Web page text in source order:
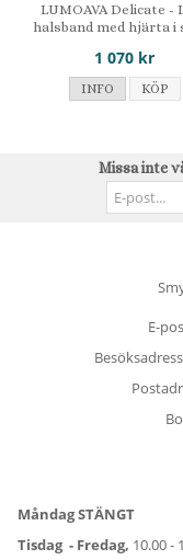
LUMOAVA Delicate -
halsband med hjärta i
1 070 kr
INFO KÖP
Missa inte
E-
Måndag STÄNGT
Tisdag - Fredag, 10.00 -